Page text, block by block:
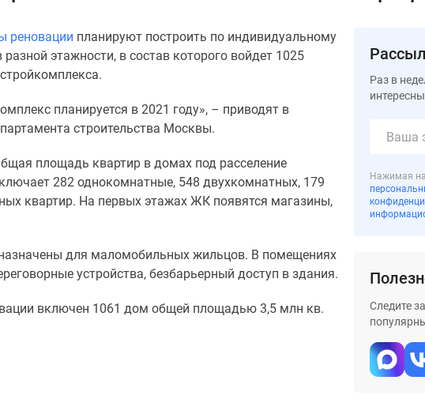
реновации планируют построить по индивидуальному
этажности, в состав которого войдет 1025
планируется в 2021 году», – приводят в
строительства Москвы.
площадь квартир в домах под расселение
282 однокомнатные, 548 двухкомнатных, 179
квартир. На первых этажах ЖК появятся магазины,
для маломобильных жильцов. В помещениях
устройства, безбарьерный доступ в здания.
включен 1061 дом общей площадью 3,5 млн кв.
Раз в
Нажимая на
Следите